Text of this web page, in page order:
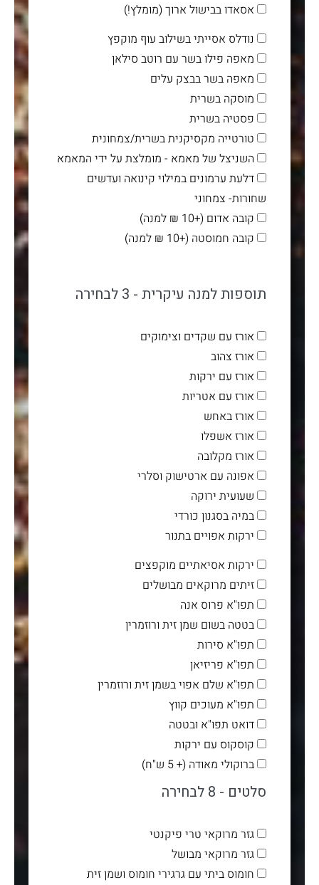
אסאדו בבישול ארוך (מומלץ!)
נודלס אסייתי בשילוב עוף מוקפץ
מאפה פילו בשר עם רוטב סילאן
מאפה בשר בבצק עלים
מוסקה בשרית
פסטיה בשרית
טורטייה מקסיקנית בשרית/צמחונית
השניצל של מאמא - מומלצת על ידי המאמא
דלעת ערמונים במילוי קינואה ועדשים
שחורות- צמחוני
קובה אדום (+10 ₪ למנה)
קובה חמוסטה (+10 ₪ למנה)
תוספות למנה עיקרית - 3 לבחירה
אורז עם שקדים וצימוקים
אורז צהוב
אורז עם ירקות
אורז עם אטריות
אורז באחש
אורז אשפלו
אורז מקלובה
אפונה עם ארטישוק וסלרי
שעועית ירוקה
במיה בסגנון כורדי
ירקות אפויים בתנור
ירקות אסיאתיים מוקפצים
זיתים מרוקאים מבושלים
תפו"א פרוס אנה
בטטה בשום שמן זית ורוזמרין
תפו"א סירות
תפו"א פריזיאן
תפו"א שלם אפוי בשמן זית ורוזמרין
תפו"א מעוכים קווץ
דואט תפו"א ובטטה
קוסקוס עם ירקות
ברוקולי מאודה (+ 5 ש"ח)
סלטים - 8 לבחירה
גזר מרוקאי טרי פיקנטי
גזר מרוקאי מבושל
חומוס ביתי עם גרגירי חומוס ושמן זית